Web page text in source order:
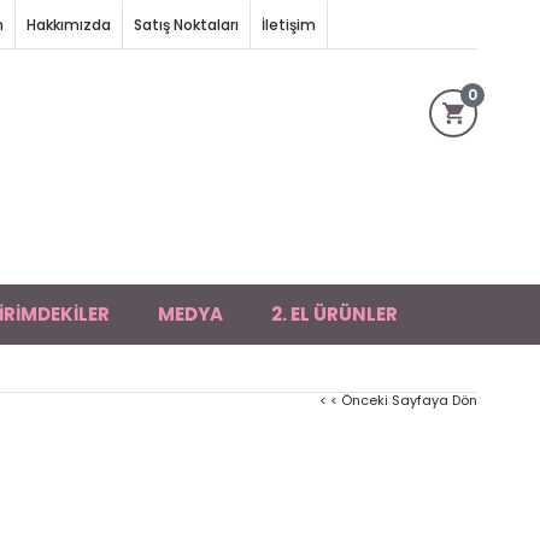
Hakkımızda Satış Noktaları İletişim
0
MEDYA 2. EL ÜRÜNLER
< < Önceki Sayfaya Dön